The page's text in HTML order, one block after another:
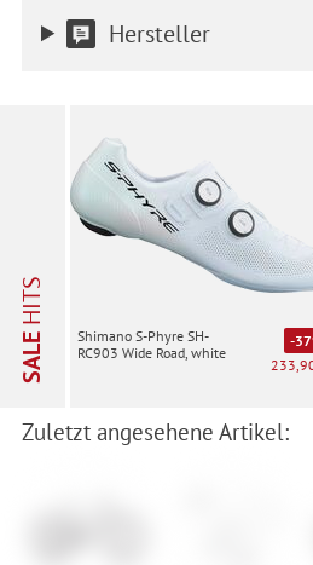
Hersteller
SALE
HITS
Shimano S-Phyre SH-
RC903 Wide Road, white
-
Zuletzt angesehene Artikel: